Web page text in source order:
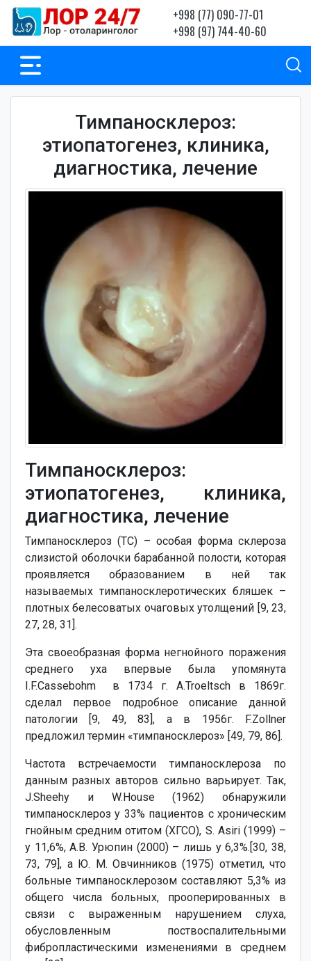
+998 (77) 090-77-01
+998 (97) 744-40-60
Тимпаносклероз:
этиопатогенез, клиника,
диагностика, лечение
Тимпаносклероз:
этиопатогенез, клиника,
диагностика, лечение
Тимпаносклероз (ТС) – особая форма склероза
слизистой оболочки барабанной полости, которая
проявляется образованием в ней так
называемых тимпаносклеротических бляшек –
плотных белесоватых очаговых утолщений [9, 23,
27, 28, 31].
Эта своеобразная форма негнойного поражения
среднего уха впервые была упомянута
I.F.Сassebohm в 1734 г. A.Troeltsch в 1869г.
сделал первое подробное описание данной
патологии [9, 49, 83], а в 1956г. F.Zollner
предложил термин «тимпаносклероз» [49, 79, 86].
Частота встречаемости тимпаносклероза по
данным разных авторов сильно варьирует. Так,
J.Sheehy и W.House (1962) обнаружили
тимпаносклероз у 33% пациентов с хроническим
гнойным средним отитом (ХГСО), S. Asiri (1999) –
у 11,6%, А.В. Урюпин (2000) – лишь у 6,3%.[30, 38,
73, 79], а Ю. М. Овчинников (1975) отметил, что
больные тимпаносклерозом составляют 5,3% из
общего числа больных, прооперированных в
связи с выраженным нарушением слуха,
обусловленным поствоспалительными
фибропластическими изменениями в среднем